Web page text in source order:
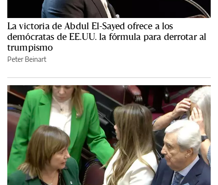
La victoria de Abdul El-Sayed ofrece a los
demócratas de EE.UU. la fórmula para derrotar al
trumpismo
Peter Beinart